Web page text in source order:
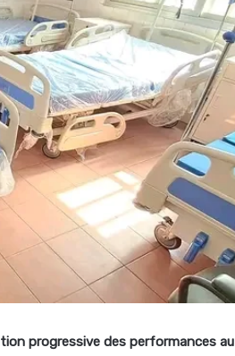
progressive des performances au